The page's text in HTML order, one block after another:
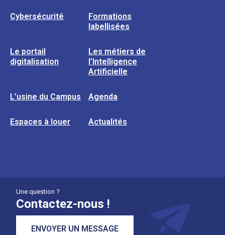
Cybersécurité
Formations
labellisées
Le portail
digitalisation
Les métiers de
l’Intelligence
Artificielle
L’usine du Campus Agenda
Espaces à louer Actualités
Une question ?
Contactez-nous !
ENVOYER UN MESSAGE